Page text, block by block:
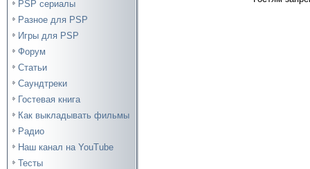
PSP сериалы
Разное для PSP
Игры для PSP
Форум
Статьи
Саундтреки
Гостевая книга
Как выкладывать фильмы
Радио
Наш канал на YouTube
Тесты